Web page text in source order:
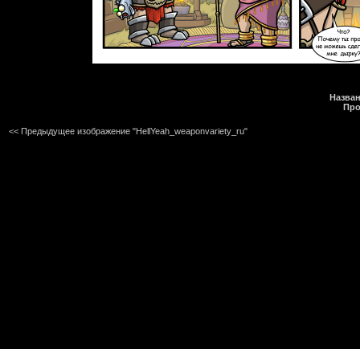
<< Предыдущее изображение "HellYeah_weaponvariety_ru"